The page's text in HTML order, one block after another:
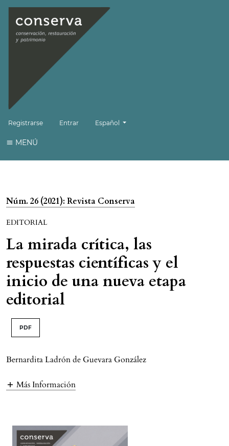
Registrarse Entrar Cambiar el idioma. El idioma actual es:
Español
MENÚ
Núm. 26 (2021): Revista Conserva
EDITORIAL
La mirada crítica, las
respuestas científicas y el
inicio de una nueva etapa
editorial
PDF
Bernardita Ladrón de Guevara González
Más Información